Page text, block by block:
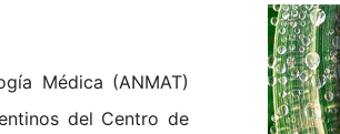
Médica (ANMAT)
del Centro de